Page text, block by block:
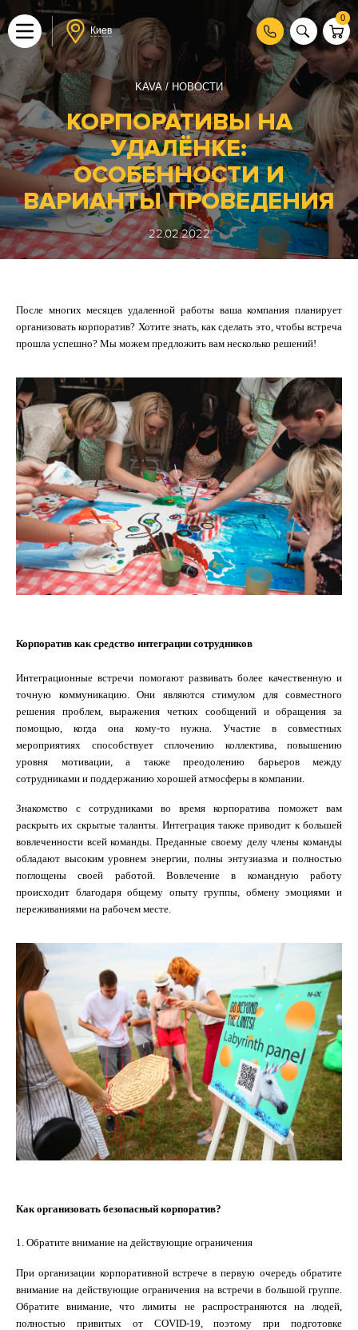
Киев
0
KAVA НОВОСТИ
КОРПОРАТИВЫ НА
УДАЛЁНКЕ:
ОСОБЕННОСТИ И
ВАРИАНТЫ ПРОВЕДЕНИЯ
22.02.2022
После многих месяцев удаленной работы ваша компания планирует
организовать корпоратив? Хотите знать, как сделать это, чтобы встреча
прошла успешно? Мы можем предложить вам несколько решений!
Корпоратив как средство интеграции сотрудников
Интеграционные встречи помогают развивать более качественную и
точную коммуникацию. Они являются стимулом для совместного
решения проблем, выражения четких сообщений и обращения за
помощью, когда она кому-то нужна. Участие в совместных
мероприятиях способствует сплочению коллектива, повышению
уровня мотивации, а также преодолению барьеров между
сотрудниками и поддержанию хорошей атмосферы в компании.
Знакомство с сотрудниками во время корпоратива поможет вам
раскрыть их скрытые таланты. Интеграция также приводит к большей
вовлеченности всей команды. Преданные своему делу члены команды
обладают высоким уровнем энергии, полны энтузиазма и полностью
поглощены своей работой. Вовлечение в командную работу
происходит благодаря общему опыту группы, обмену эмоциями и
переживаниями на рабочем месте.
Как организовать безопасный корпоратив?
1. Обратите внимание на действующие ограничения
При организации корпоративной встрече в первую очередь обратите
внимание на действующие ограничения на встречи в большой группе.
Обратите внимание, что лимиты не распространяются на людей,
полностью привитых от COVID-19, поэтому при подготовке